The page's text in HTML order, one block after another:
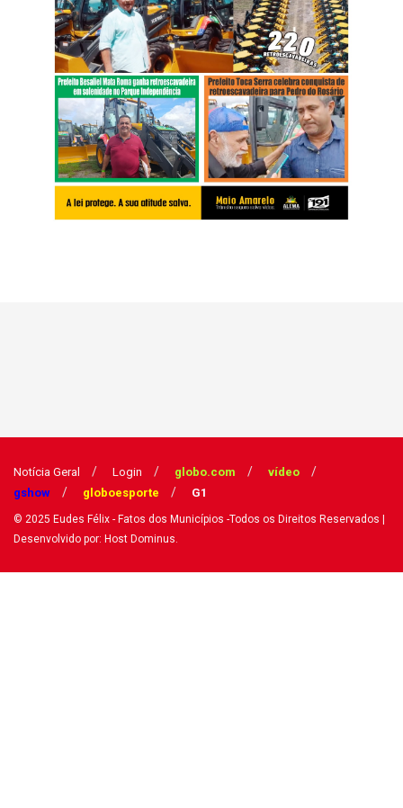
Notícia Geral Login globo.com
vídeo
gshow
globoesporte G1
© 2025 Eudes Félix - Fatos dos Municípios -Todos os Direitos Reservados
Desenvolvido por: Host Dominus.